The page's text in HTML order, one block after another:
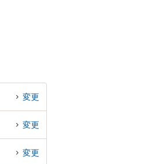
変更
変更
変更